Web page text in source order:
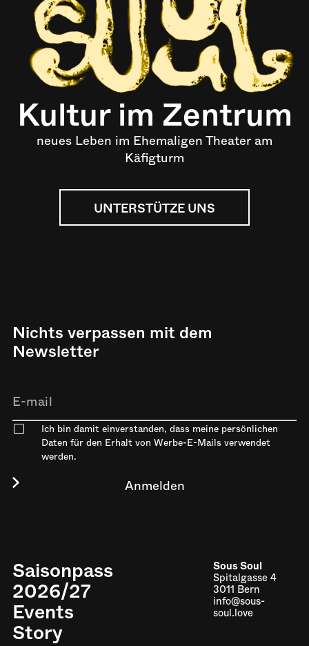
Kultur im Zentrum
neues Leben im Ehemaligen Theater am
Käfigturm
UNTERSTÜTZE UNS
Nichts verpassen mit dem
Newsletter
Ich bin damit einverstanden, dass meine persönlichen
Daten für den Erhalt von Werbe-E-Mails verwendet
werden.
Saisonpass
2026/27
Events
Story
Sous Soul
Spitalgasse 4
3011 Bern
info@sous-
soul.love